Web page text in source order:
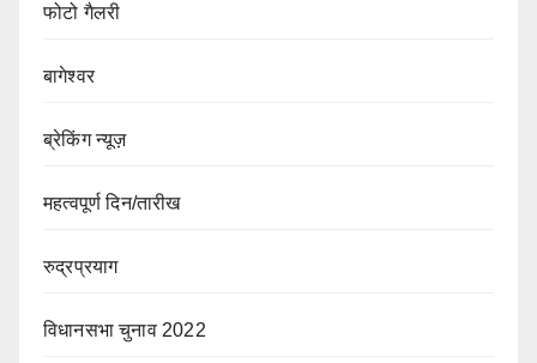
फोटो गैलरी
बागेश्वर
ब्रेकिंग न्यूज़
महत्वपूर्ण दिन/तारीख
रुद्रप्रयाग
विधानसभा चुनाव 2022